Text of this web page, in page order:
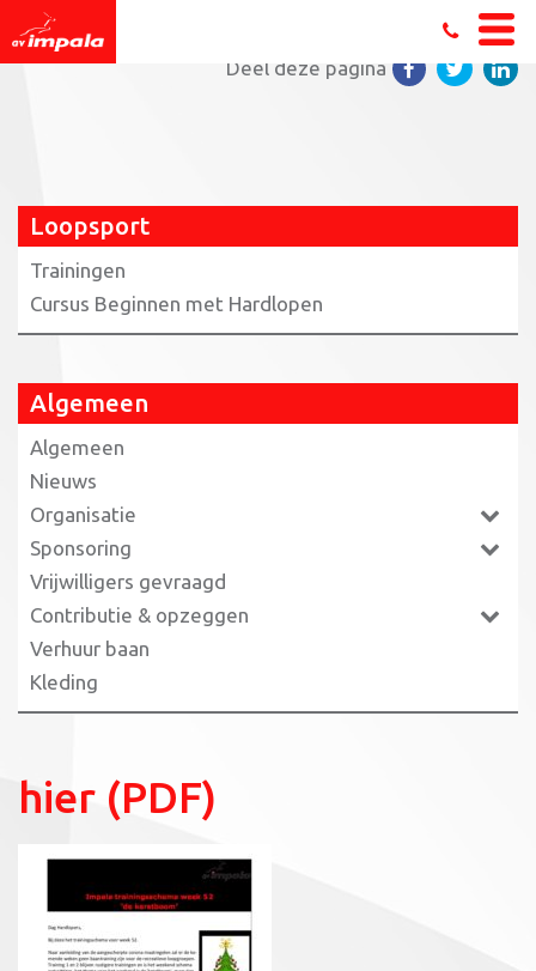
Home»Loopsport
Deel deze pagina
Loopsport
Trainingen
Cursus Beginnen met Hardlopen
Algemeen
Algemeen
Nieuws
Organisatie
Sponsoring
Vrijwilligers gevraagd
Contributie & opzeggen
Verhuur baan
Kleding
hier (PDF)